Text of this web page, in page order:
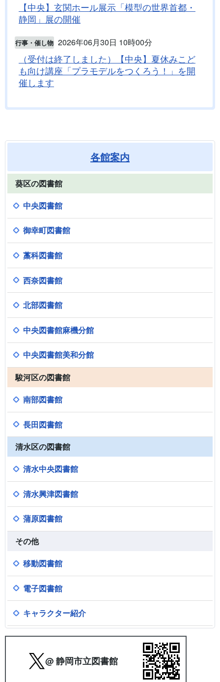
【中央】玄関ホール展示「模型の世界首都・
静岡」展の開催
行事・催し物 2026年06月30日 10時00分
（受付は終了しました）【中央】夏休みこど
も向け講座「プラモデルをつくろう！」を開
催します
各館案内
葵区の図書館
中央図書館
御幸町図書館
藁科図書館
西奈図書館
北部図書館
中央図書館麻機分館
中央図書館美和分館
駿河区の図書館
南部図書館
長田図書館
清水区の図書館
清水中央図書館
清水興津図書館
蒲原図書館
その他
移動図書館
電子図書館
キャラクター紹介
@ 静岡市立図書館